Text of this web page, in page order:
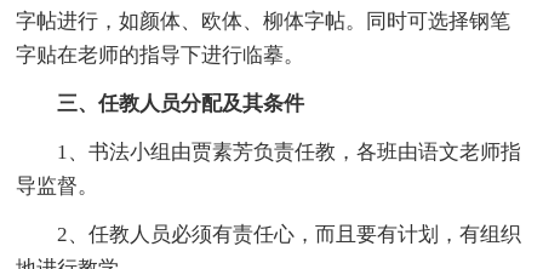
字帖进行，如颜体、欧体、柳体字帖。同时可选择钢笔
字贴在老师的指导下进行临摹。
三、任教人员分配及其条件
1、书法小组由贾素芳负责任教，各班由语文老师指
导监督。
2、任教人员必须有责任心，而且要有计划，有组织